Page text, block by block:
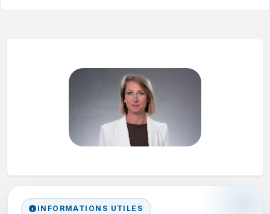
INFORMATIONS UTILES